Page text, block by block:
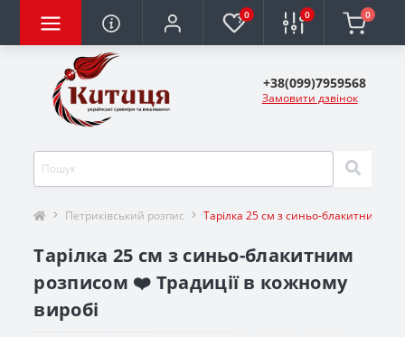
0 0 0
+38(099)7959568
Замовити дзвінок
Петриківський розпис Тарілка 25 см з синьо-блакитним
Тарілка 25 см з синьо-блакитним
розписом ❤️ Традиції в кожному
виробі